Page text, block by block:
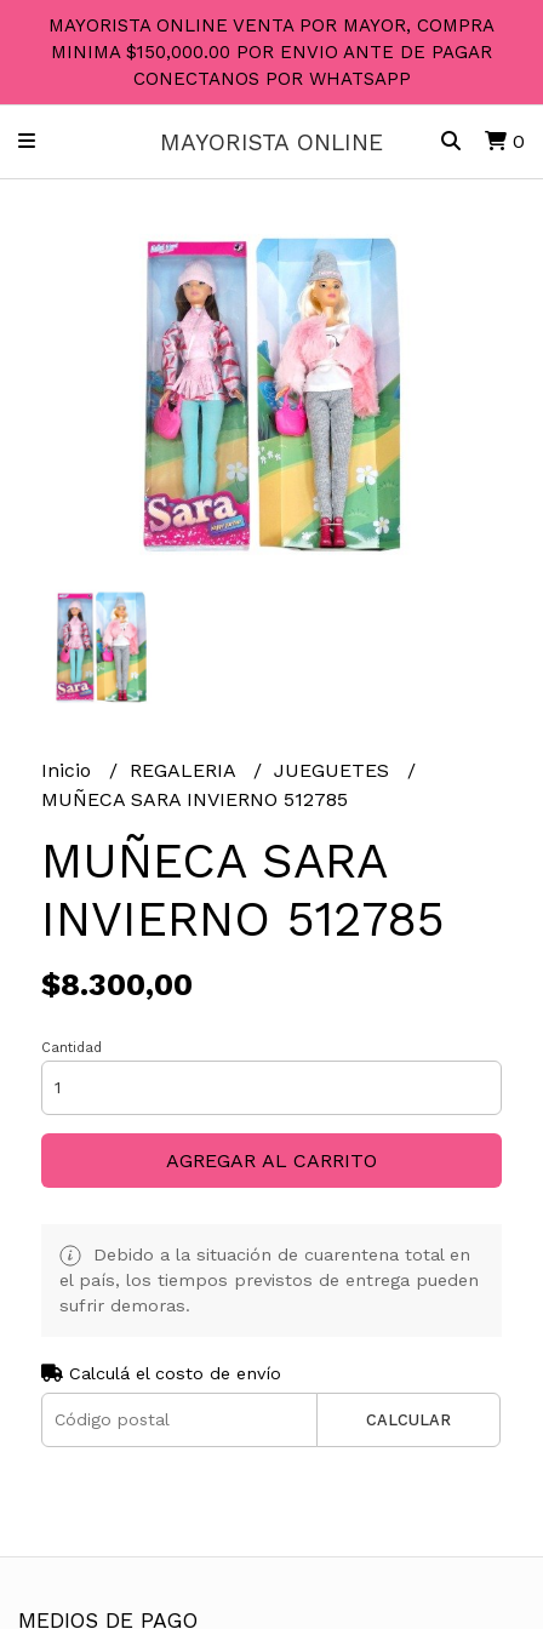
MAYORISTA ONLINE VENTA POR MAYOR, COMPRA
MINIMA $150,000.00 POR ENVIO ANTE DE PAGAR
CONECTANOS POR WHATSAPP
MAYORISTA ONLINE 0
Inicio REGALERIA
JUEGUETES
MUÑECA SARA INVIERNO 512785
MUÑECA SARA
INVIERNO 512785
$8.300,00
Cantidad
AGREGAR AL CARRITO
Debido a la situación de cuarentena total en
el país, los tiempos previstos de entrega pueden
sufrir demoras.
Calculá el costo de envío
CALCULAR
MEDIOS DE PAGO